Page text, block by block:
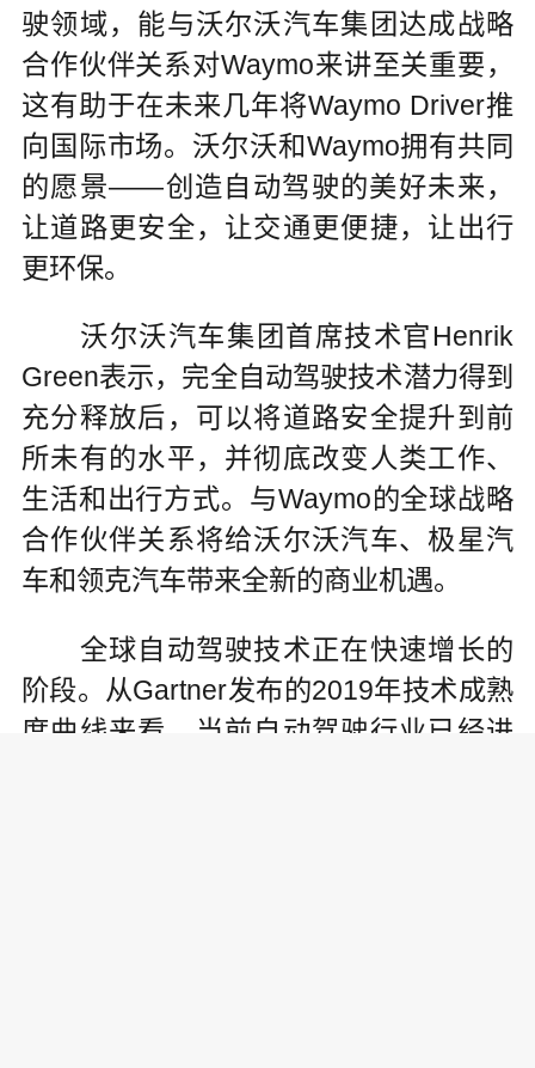
驶领域，能与沃尔沃汽车集团达成战略
合作伙伴关系对Waymo来讲至关重要，
这有助于在未来几年将Waymo Driver推
向国际市场。沃尔沃和Waymo拥有共同
的愿景——创造自动驾驶的美好未来，
让道路更安全，让交通更便捷，让出行
更环保。
沃尔沃汽车集团首席技术官Henrik
Green表示，完全自动驾驶技术潜力得到
充分释放后，可以将道路安全提升到前
所未有的水平，并彻底改变人类工作、
生活和出行方式。与Waymo的全球战略
合作伙伴关系将给沃尔沃汽车、极星汽
车和领克汽车带来全新的商业机遇。
全球自动驾驶技术正在快速增长的
阶段。从Gartner发布的2019年技术成熟
度曲线来看，当前自动驾驶行业已经进